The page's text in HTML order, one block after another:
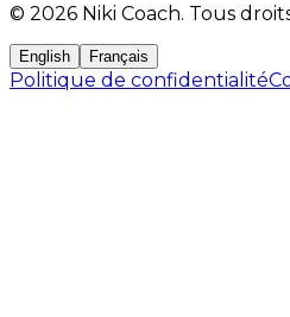
© 2026 Niki Coach. Tous
English Français
Politique de confidentialité